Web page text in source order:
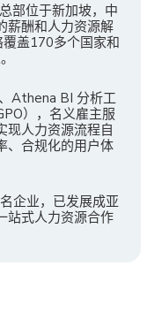
部位于新加坡，中
薪酬和人力资源解
盖170多个国家和
Athena BI 分析工
），名义雇主服
现人力资源流程自
、合规化的用户体
企业，已发展成亚
站式人力资源合作